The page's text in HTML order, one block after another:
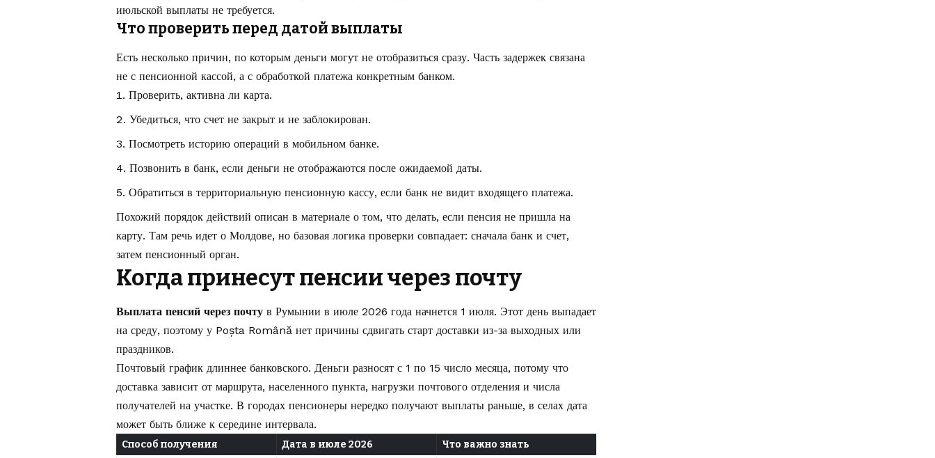
июльской выплаты не требуется.
Что проверить перед датой выплаты
Есть несколько причин, по которым деньги могут не отобразиться сразу. Часть задержек связана
не с пенсионной кассой, а с обработкой платежа конкретным банком.
Проверить, активна ли карта.
Убедиться, что счет не закрыт и не заблокирован.
Посмотреть историю операций в мобильном банке.
Позвонить в банк, если деньги не отображаются после ожидаемой даты.
Обратиться в территориальную пенсионную кассу, если банк не видит входящего платежа.
Похожий порядок действий описан в материале о том, что делать, если пенсия не пришла на
карту. Там речь идет о Молдове, но базовая логика проверки совпадает: сначала банк и счет,
затем пенсионный орган.
Когда принесут пенсии через почту
Выплата пенсий через почту в Румынии в июле 2026 года начнется 1 июля. Этот день выпадает
на среду, поэтому у Poșta Română нет причины сдвигать старт доставки из-за выходных или
праздников.
Почтовый график длиннее банковского. Деньги разносят с 1 по 15 число месяца, потому что
доставка зависит от маршрута, населенного пункта, нагрузки почтового отделения и числа
получателей на участке. В городах пенсионеры нередко получают выплаты раньше, в селах дата
может быть ближе к середине интервала.
Способ получения Дата в июле 2026 Что важно знать